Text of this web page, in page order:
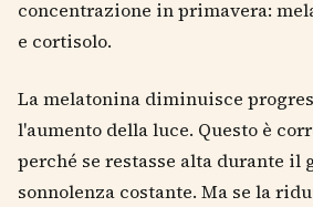
concentrazione in primavera:
e cortisolo.
La melatonina diminuisce
l'aumento della luce. Questo è
perché se restasse alta durante il
sonnolenza costante. Ma se la